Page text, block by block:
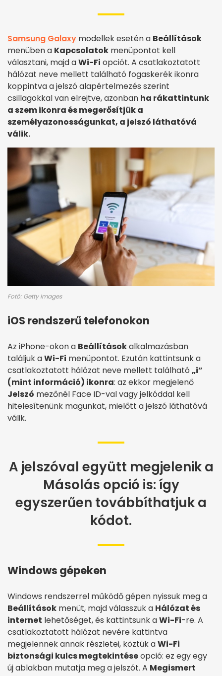
Samsung Galaxy modellek esetén a Beállítások
menüben a Kapcsolatok menüpontot kell
választani, majd aWi-Fi opciót. A csatlakoztatott
hálózat neve mellett található fogaskerék ikonra
koppintva a jelszó alapértelmezés szerint
csillagokkal van elrejtve, azonban ha rákattintunk
a szem ikonra és megerősítjük a
személyazonosságunkat, a jelszó láthatóvá
válik.
Fotó: Getty Images
iOS rendszerű telefonokon
Az iPhone-okon a Beállításokalkalmazásban
találjuk aWi-Fi menüpontot. Ezután kattintsunk a
csatlakoztatott hálózat neve mellett található „i”
(mint információ) ikonra: az ekkor megjelenő
Jelszó mezőnél Face ID-val vagy jelkóddal kell
hitelesítenünk magunkat, mielőtt a jelszó láthatóvá
válik.
A jelszóval együtt megjelenik a
Másolás opció is: így
egyszerűen továbbíthatjuk a
kódot.
Windows gépeken
Windows rendszerrel működő gépen nyissuk meg a
Beállítások menüt, majd válasszuk a Hálózat és
internet lehetőséget, és kattintsunk aWi-Fi-re. A
csatlakoztatott hálózat nevére kattintva
megjelennek annak részletei, köztük aWi-Fi
biztonsági kulcs megtekintéseopció: ez egy egy
új ablakban mutatja meg a jelszót. A Megismert